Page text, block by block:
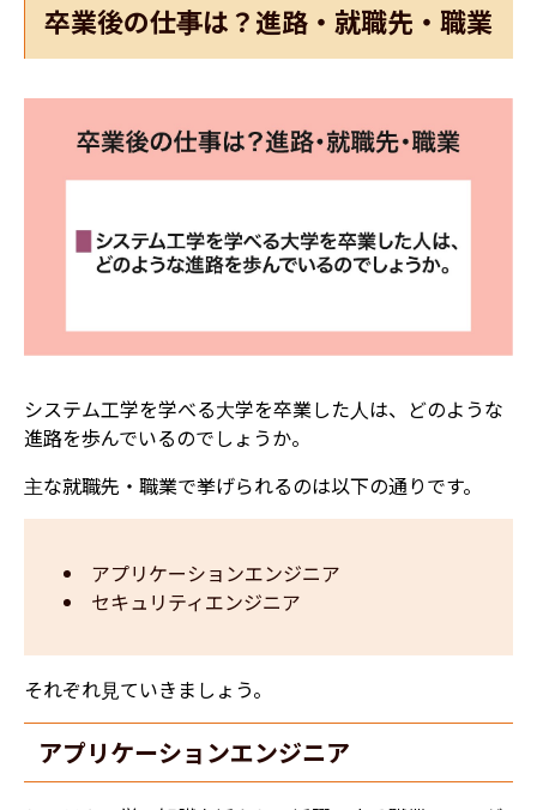
卒業後の仕事は？進路・就職先・職業
システム工学を学べる大学を卒業した人は、どのような
進路を歩んでいるのでしょうか。
主な就職先・職業で挙げられるのは以下の通りです。
アプリケーションエンジニア
セキュリティエンジニア
それぞれ見ていきましょう。
アプリケーションエンジニア